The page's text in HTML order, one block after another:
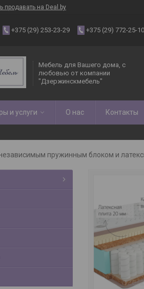
продавать на Deal.by
+375 (29) 253-23-29 +375 (29) 772-25-10
Мебель для Вашего дома, с
любовью от компании
"Дзержинскмебель"
и услуги О нас Контакты
пружинным блоком и